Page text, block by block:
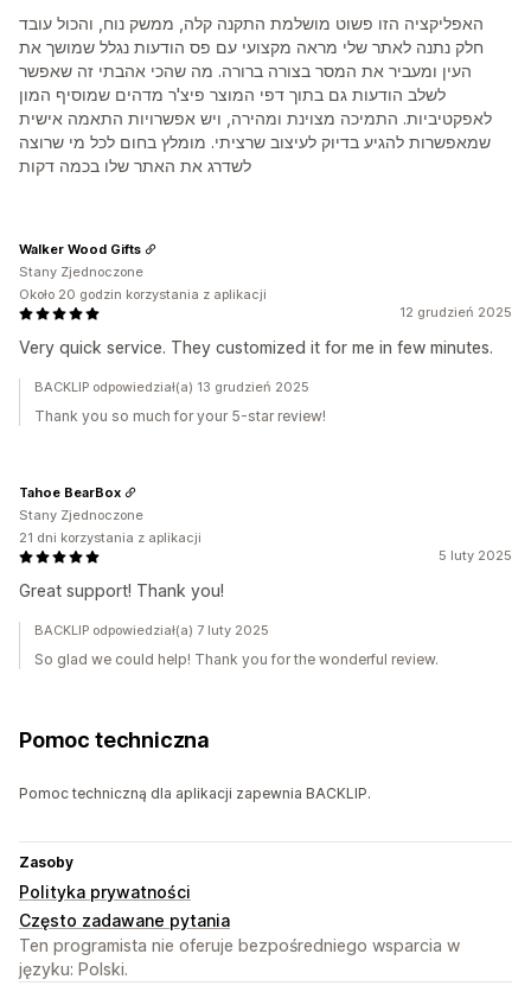
האפליקציה הזו פשוט מושלמת התקנה קלה, ממשק נוח, והכול עובד
חלק נתנה לאתר שלי מראה מקצועי עם פס הודעות נגלל שמושך את
העין ומעביר את המסר בצורה ברורה. מה שהכי אהבתי זה שאפשר
לשלב הודעות גם בתוך דפי המוצר פיצ'ר מדהים שמוסיף המון
לאפקטיביות. התמיכה מצוינת ומהירה, ויש אפשרויות התאמה אישית
שמאפשרות להגיע בדיוק לעיצוב שרציתי. מומלץ בחום לכל מי שרוצה
לשדרג את האתר שלו בכמה דקות
12 grudzień 2025
Very quick service. They customized it for me in few minutes.
Walker Wood Gifts
Stany Zjednoczone
Około 20 godzin korzystania z aplikacji
BACKLIP odpowiedział(a) 13 grudzień 2025
Thank you so much for your 5-star review!
5 luty 2025
Great support! Thank you!
Tahoe BearBox
Stany Zjednoczone
21 dni korzystania z aplikacji
BACKLIP odpowiedział(a) 7 luty 2025
So glad we could help! Thank you for the wonderful review.
Pomoc techniczna
Pomoc techniczną dla aplikacji zapewnia BACKLIP.
Zasoby
Polityka prywatności
Często zadawane pytania
Ten programista nie oferuje bezpośredniego wsparcia w
języku: Polski.